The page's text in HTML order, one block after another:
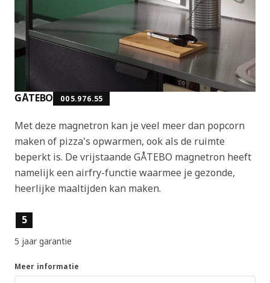
GÅTEBO 005.976.55
Met deze magnetron kan je veel meer dan popcorn
maken of pizza's opwarmen, ook als de ruimte
beperkt is. De vrijstaande GÅTEBO magnetron heeft
namelijk een airfry-functie waarmee je gezonde,
heerlijke maaltijden kan maken.
Producteigenschappen
5
5 jaar garantie
Meer informatie